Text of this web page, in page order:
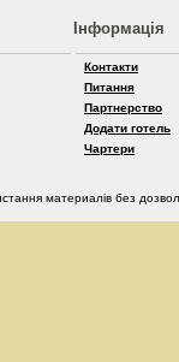
Інформація
Контакти
Питання
Партнерство
Додати готель
Чартери
материалів без